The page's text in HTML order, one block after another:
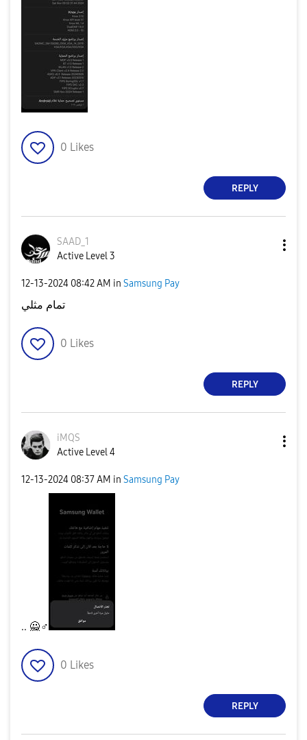
0 Likes
REPLY
SAAD_1
Active Level 3
‎12-13-2024 08:42 AM in Samsung Pay
تمام مثلي
0 Likes
REPLY
iMQS
Active Level 4
‎12-13-2024 08:37 AM in Samsung Pay
.. 🙅‍♂️
0 Likes
REPLY